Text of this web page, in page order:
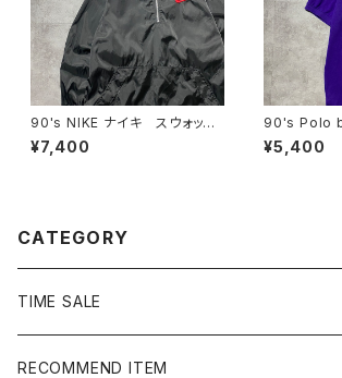
90's NIKE ナイキ スウォッシ
ュ 刺繍ワンポイント ハーフ
ジップ ナイロンプルオーバー
¥7,400
90's Polo
ポロバイラ
ワンポイン
¥5,400
CATEGORY
TIME SALE
RECOMMEND ITEM